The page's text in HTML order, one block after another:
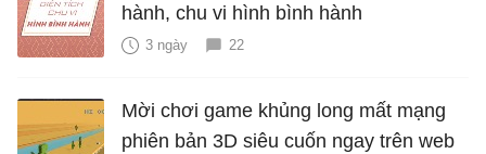
hành, chu vi hình bình hành
3 ngày 22
Mời chơi game khủng long mất mạng
phiên bản 3D siêu cuốn ngay trên web